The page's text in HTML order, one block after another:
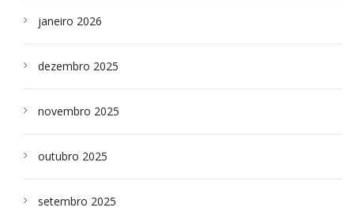
janeiro 2026
dezembro 2025
novembro 2025
outubro 2025
setembro 2025